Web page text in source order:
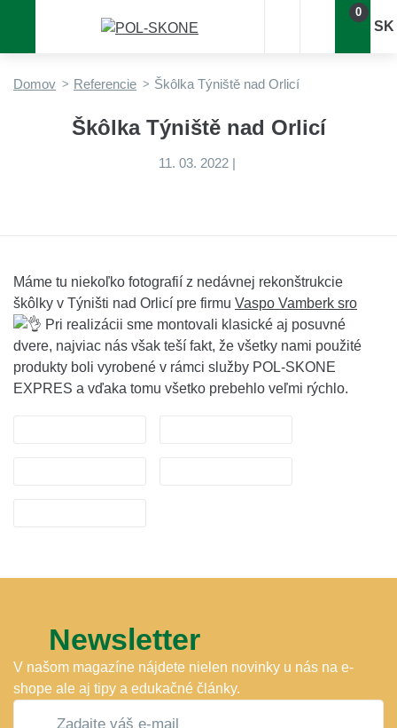
0
SK
Domov Referencie Škôlka Týniště nad Orlicí
Škôlka Týniště nad Orlicí
11. 03. 2022|
Máme tu niekoľko fotografií z nedávnej rekonštrukcie
škôlky v Týništi nad Orlicí pre firmu Vaspo Vamberk sro
Pri realizácii sme montovali klasické aj posuvné
dvere, najviac nás však teší fakt, že všetky nami použité
produkty boli vyrobené v rámci služby POL-SKONE
EXPRES a vďaka tomu všetko prebehlo veľmi rýchlo.
Newsletter
V našom magazíne nájdete nielen novinky u nás na e-
shope ale aj tipy a edukačné články.